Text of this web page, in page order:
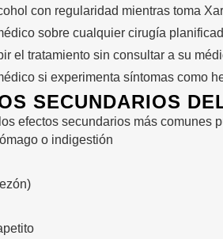
con regularidad mientras toma
sobre cualquier cirugía
el tratamiento sin consultar a su
si experimenta síntomas como
SECUNDARIOS
efectos secundarios más comunes
o indigestión